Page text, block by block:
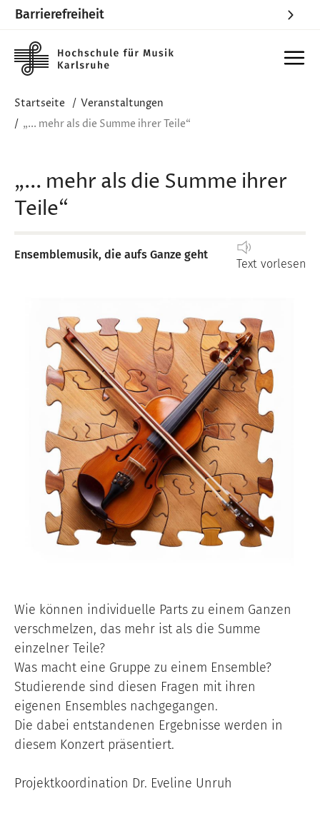
Barrierefreiheit
Startseite
Veranstaltungen
„... mehr als die Summe ihrer Teile“
„... mehr als die Summe ihrer
Teile“
Text vorlesen
Ensemblemusik, die aufs Ganze geht
Wie können individuelle Parts zu einem Ganzen
verschmelzen, das mehr ist als die Summe
einzelner Teile?
Was macht eine Gruppe zu einem Ensemble?
Studierende sind diesen Fragen mit ihren
eigenen Ensembles nachgegangen.
Die dabei entstandenen Ergebnisse werden in
diesem Konzert präsentiert.
Projektkoordination Dr. Eveline Unruh